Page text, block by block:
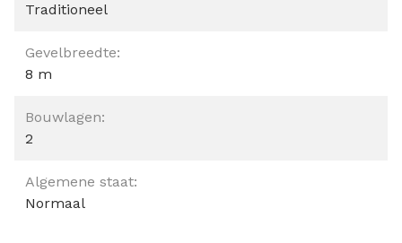
Traditioneel
Gevelbreedte:
8 m
Bouwlagen:
2
Algemene staat:
Normaal